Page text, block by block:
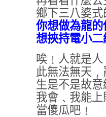
鄉下三八婆
你想做為龍
想挾持電小二
唉﹗人就是
此無法無天
生是不是故
我會﹑我能
當傻瓜吧﹗